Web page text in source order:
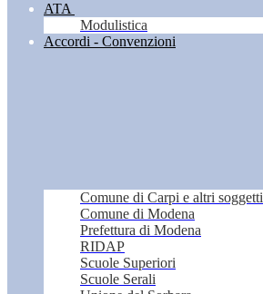
ATA
Modulistica
Accordi - Convenzioni
Comune di Carpi e altri soggetti
Comune di Modena
Prefettura di Modena
RIDAP
Scuole Superiori
Scuole Serali